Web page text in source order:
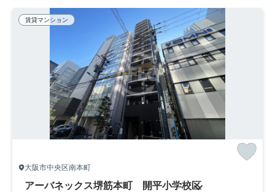
賃貸マンション
大阪市中央区南本町
アーバネックス堺筋本町 開平小学校区